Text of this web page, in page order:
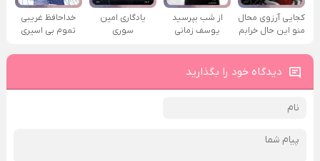
کجایی آرزوی محال
منو این حال خرابم
از شب بپرسید
یوسف زمانی
یادگاری امین
سوری
خداحافظ غریبی
تموم بی اسیری
دیدگاه خود را بگذارید